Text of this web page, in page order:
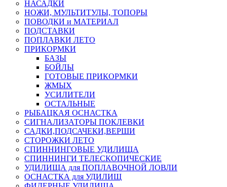
НАСАДКИ
НОЖИ, МУЛЬТИТУЛЫ, ТОПОРЫ
ПОВОДКИ и МАТЕРИАЛ
ПОДСТАВКИ
ПОПЛАВКИ ЛЕТО
ПРИКОРМКИ
БАЗЫ
БОЙЛЫ
ГОТОВЫЕ ПРИКОРМКИ
ЖМЫХ
УСИЛИТЕЛИ
ОСТАЛЬНЫЕ
РЫБАЦКАЯ ОСНАСТКА
СИГНАЛИЗАТОРЫ ПОКЛЕВКИ
САДКИ,ПОДСАЧЕКИ,ВЕРШИ
СТОРОЖКИ ЛЕТО
СПИННИНГОВЫЕ УДИЛИЩА
СПИННИНГИ ТЕЛЕСКОПИЧЕСКИЕ
УДИЛИЩА для ПОПЛАВОЧНОЙ ЛОВЛИ
ОСНАСТКА для УДИЛИЩ